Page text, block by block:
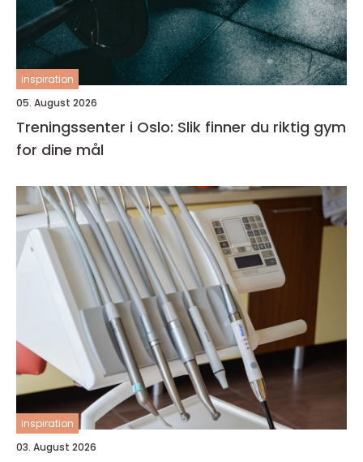
inspiration
05. August 2026
Treningssenter i Oslo: Slik finner du riktig gym
for dine mål
inspiration
03. August 2026